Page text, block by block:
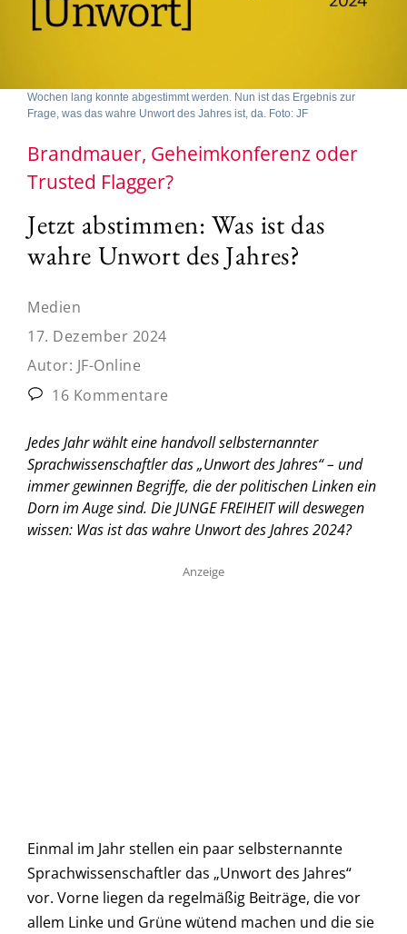
Wochen lang konnte abgestimmt werden. Nun ist das Ergebnis zur
Frage, was das wahre Unwort des Jahres ist, da. Foto: JF
Brandmauer, Geheimkonferenz oder
Trusted Flagger?
Jetzt abstimmen: Was ist das
wahre Unwort des Jahres?
Medien
17. Dezember 2024
Autor: JF-Online
16 Kommentare
Jedes Jahr wählt eine handvoll selbsternannter
Sprachwissenschaftler das „Unwort des Jahres“ – und
immer gewinnen Begriffe, die der politischen Linken ein
Dorn im Auge sind. Die JUNGE FREIHEIT will deswegen
wissen: Was ist das wahre Unwort des Jahres 2024?
Anzeige
Einmal im Jahr stellen ein paar selbsternannte
Sprachwissenschaftler das „Unwort des Jahres“
vor. Vorne liegen da regelmäßig Beiträge, die vor
allem Linke und Grüne wütend machen und die sie